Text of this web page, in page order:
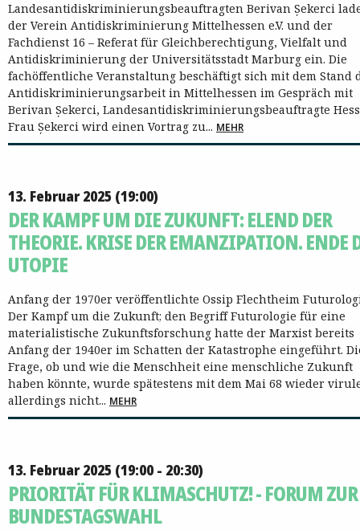
Landesantidiskriminierungsbeauftragten Berivan Șekerci
der Verein Antidiskriminierung Mittelhessen e.V. und der
Fachdienst 16 – Referat für Gleichberechtigung, Vielfalt und
Antidiskriminierung der Universitätsstadt Marburg ein. Die
fachöffentliche Veranstaltung beschäftigt sich mit dem Stand
Antidiskriminierungsarbeit in Mittelhessen im Gespräch mit
Berivan Șekerci, Landesantidiskriminierungsbeauftragte
Frau Șekerci wird einen Vortrag zu... MEHR
13. Februar 2025 (19:00)
DER KAMPF UM DIE ZUKUNFT: ELEND DER
THEORIE. KRISE DER EMANZIPATION. ENDE
UTOPIE
Anfang der 1970er veröffentlichte Ossip Flechtheim
Der Kampf um die Zukunft; den Begriff Futurologie für eine
materialistische Zukunftsforschung hatte der Marxist bereits
Anfang der 1940er im Schatten der Katastrophe eingeführt.
Frage, ob und wie die Menschheit eine menschliche Zukunft
haben könnte, wurde spätestens mit dem Mai 68 wieder
allerdings nicht... MEHR
13. Februar 2025 (19:00 - 20:30)
PRIORITÄT FÜR KLIMASCHUTZ! - FORUM ZUR
BUNDESTAGSWAHL